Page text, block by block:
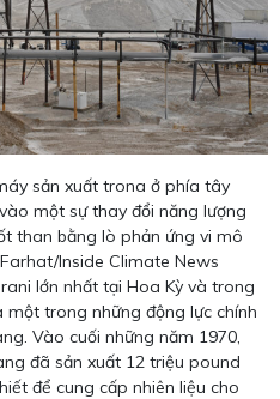
sản xuất trona ở phía tây
một sự thay đổi năng lượng
than bằng lò phản ứng vi mô
Inside Climate News
lớn nhất tại Hoa Kỳ và trong
trong những động lực chính
Vào cuối những năm 1970,
đã sản xuất 12 triệu pound
để cung cấp nhiên liệu cho